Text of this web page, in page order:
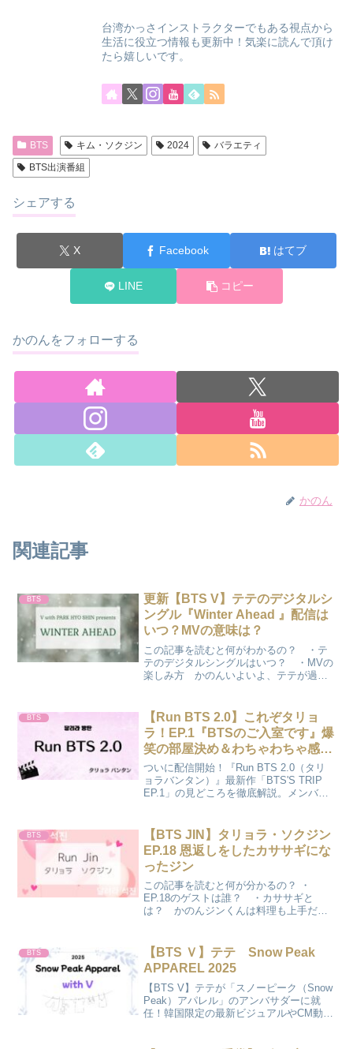
台湾かっさインストラクターでもある視点から
生活に役立つ情報も更新中！気楽に読んで頂け
たら嬉しいです。
BTS キム・ソクジン 2024
バラエティ
BTS出演番組
シェアする
X Facebook はてブ
LINE コピー
かのんをフォローする
かのん
関連記事
BTS
更新【BTS V】テテのデジタルシ
ングル『Winter Ahead 』配信は
いつ？MVの意味は？
この記事を読むと何がわかるの？ ・テ
テのデジタルシングルはいつ？ ・MVの
楽しみ方 かのんいよいよ、テテが過去
Ahead 』テテのデジタルシングルのタイ
トル...
BTS
【Run BTS 2.0】これぞタリョ
ラ！EP.1『BTSのご入室です』爆
笑の部屋決め＆わちゃわちゃ感
（2026/04/23）
ついに配信開始！『Run BTS 2.0（タリ
ョラバンタン）』最新作「BTS'S TRIP
EP.1」の見どころを徹底解説。メンバー
めてお届けします。次回の配信スケジュ
ールもチェック！
BTS
【BTS JIN】タリョラ・ソクジン
EP.18 恩返しをしたカササギにな
ったジン
この記事を読むと何が分かるの？ ・
EP.18のゲストは誰？ ・カササギと
は？ かのんジンくんは料理も上手だよ
ん♪ホン・ジンギョンさんとは？ホン・ジ
ンギョ...
BTS
【BTS Ｖ】テテ Snow Peak
APPAREL 2025
【BTS V】テテが「スノーピーク（Snow
Peak）アパレル」のアンバサダーに就
任！韓国限定の最新ビジュアルやCM動画